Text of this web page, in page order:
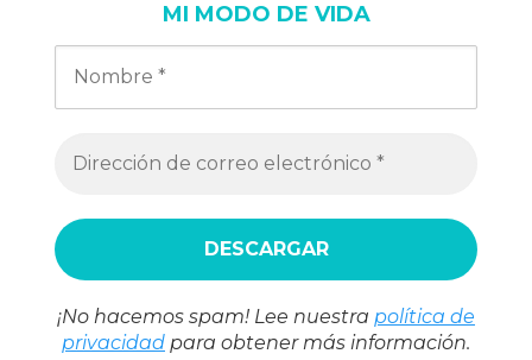
MI MODO DE VIDA
¡No hacemos spam! Lee nuestra política de
privacidad para obtener más información.